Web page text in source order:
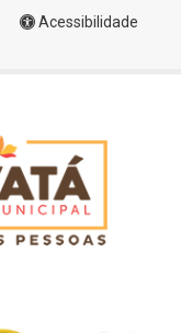
Acessibilidade